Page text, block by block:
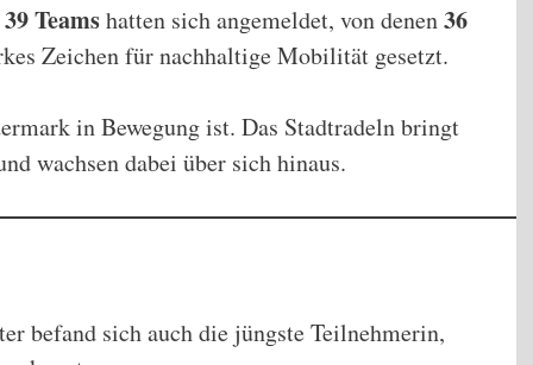
39 Teamshatten sich angemeldet, von denen36
Zeichen für nachhaltige Mobilität gesetzt.
in Bewegung ist. Das Stadtradeln bringt
wachsen dabei über sich hinaus.
befand sich auch die jüngste Teilnehmerin,